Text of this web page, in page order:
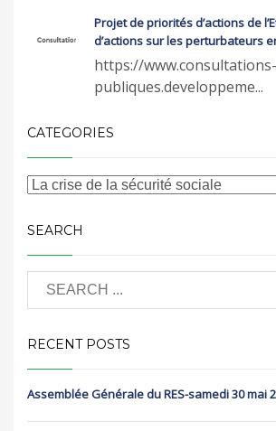
Projet de priorités d’actions de
d’actions sur les perturbateurs
https://www.consultations-
publiques.developpeme...
CATEGORIES
SEARCH
RECENT POSTS
Assemblée Générale du RES-samedi 30 mai